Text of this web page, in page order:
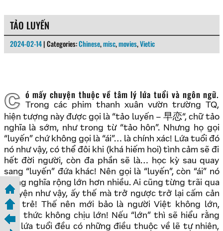
TẢO LUYẾN
2024-02-14 | Categories:Chinese,misc,movies,Vietic
Có mấy chuyện thuộc về tâm lý lứa tuổi và ngôn ngữ.
Trong các phim thanh xuân vườn trường TQ,
hiện tượng này được gọi là “tảo luyến – 早恋“, chữ tảo
nghĩa là sớm, như trong từ “tảo hôn”. Nhưng họ gọi
“luyến” chứ không gọi là “ái”… là chính xác! Lứa tuổi đó
nó như vậy, có thể đôi khi (khá hiếm hoi) tình cảm sẽ đi
hết đời người, còn đa phần sẽ là… học kỳ sau quay
sang “luyến” đứa khác! Nên gọi là “luyến”, còn “ái” nó
mang nghĩa rộng lớn hơn nhiều. Ai cũng từng trãi qua
chuyện như vậy, ấy thế mà trở ngược trở lại cấm cản
con trẻ! Thế nên mới bảo là người Việt không lớn,
tâm thức không chịu lớn! Nếu “lớn” thì sẽ hiểu rằng
mỗi lứa tuổi đều có những điều thuộc về lẽ tự nhiên,